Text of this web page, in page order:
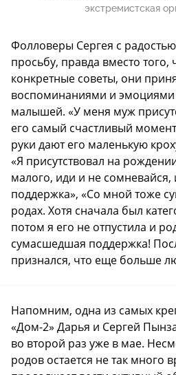
экстремистская
Фолловеры Сергея с
просьбу, правда вместо того,
конкретные советы, они
воспоминаниями и
малышей. «У меня муж
его самый счастливый
руки дают его маленькую
«Я присутствовал на
малого, иди и не
поддержка», «Со мной тоже
родах. Хотя сначала был
потом я его не отпустила и
сумасшедшая поддержка!
признался, что еще больше
Напомним, одна из самых
«Дом-2» Дарья и Сергей
во второй раз уже в мае.
родов остается не так много